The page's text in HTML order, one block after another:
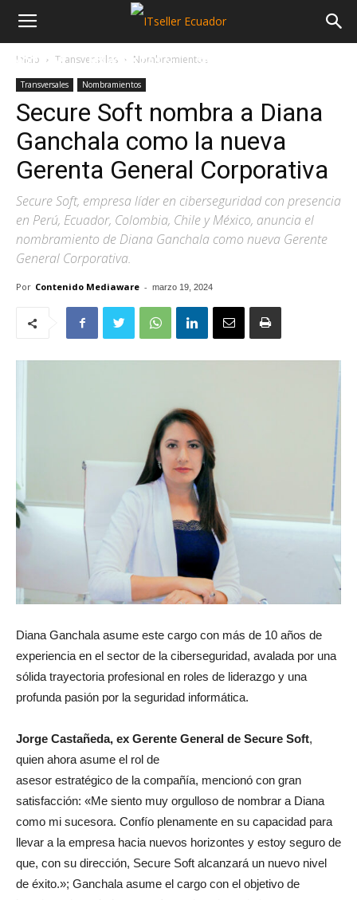
NOTICIAS MAYORISTAS SECTORES
Inicio Transversales Nombramientos
Transversales Nombramientos
Secure Soft nombra a Diana
Ganchala como la nueva
Gerenta General Corporativa
Secure Soft, empresa líder en ciberseguridad con presencia
en Perú, Ecuador, Colombia, Chile y México, anuncia el
nombramiento de Diana Ganchala como nueva Gerente
General Corporativa.
Por Contenido Mediaware - marzo 19, 2024
Diana Ganchala asume este cargo con más de 10 años de
experiencia en el sector de la ciberseguridad, avalada por una
sólida trayectoria profesional en roles de liderazgo y una
profunda pasión por la seguridad informática.
Jorge Castañeda, ex Gerente General de Secure Soft,
quien ahora asume el rol de
asesor estratégico de la compañía, mencionó con gran
satisfacción: «Me siento muy orgulloso de nombrar a Diana
como mi sucesora. Confío plenamente en su capacidad para
llevar a la empresa hacia nuevos horizontes y estoy seguro de
que, con su dirección, Secure Soft alcanzará un nuevo nivel
de éxito.»; Ganchala asume el cargo con el objetivo de